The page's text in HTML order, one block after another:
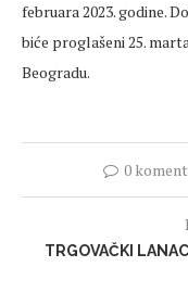
februara 2023. godine.
biće proglašeni 25.
Beogradu.
0
TRGOVAČKI